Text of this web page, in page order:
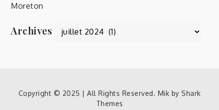
Moreton
Archives Archives
Copyright © 2025 | All Rights Reserved. Mik by Shark
Themes